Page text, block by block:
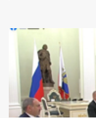
Gumri. On ne sait
d’envoyer ses chars
le Nakhitchevan, bien
de problèmes majeurs,
l’Azerbaïdjan. Bakou,
surtout du fait que ce